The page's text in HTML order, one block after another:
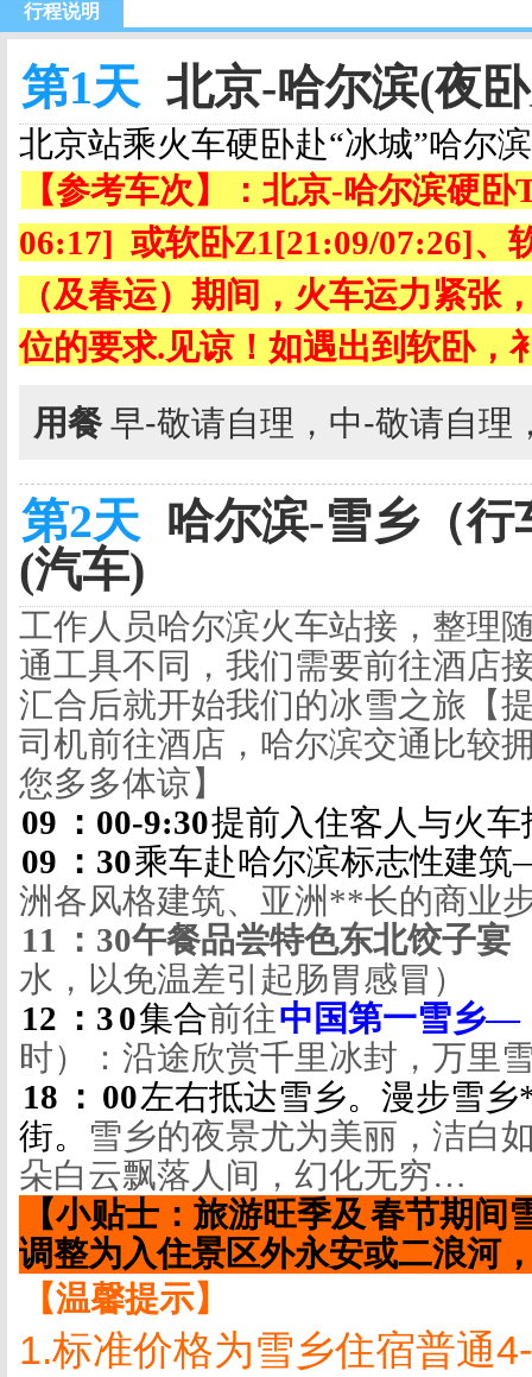
行程说明
第1天 北京-哈尔滨(夜
北京站乘火车硬卧赴“冰城”哈尔
【参考车次】：北京-哈尔滨硬卧
06:17] 或软卧Z1[21:09/07:26]、
（及春运）期间，火车运力紧张
位的要求.见谅！如遇出到软卧，
用餐 早-敬请自理，中-敬请自理
第2天 哈尔滨-雪乡（行
(汽车)
工作人员哈尔滨火车站接，整理
通工具不同，我们需要前往酒店
汇合后就开始我们的冰雪之旅【
司机前往酒店，哈尔滨交通比较
您多多体谅】
09 ： 00-9:30提前入住客人与火
09 ： 30乘车赴哈尔滨标志性建筑
洲各风格建筑、亚洲**长的商业
11 ： 30午餐品尝特色东北饺子宴
水，以免温差引起肠胃感冒）
12 ： 30集合前往中国第一雪乡—
时）： 沿途欣赏千里冰封，万里
18 ： 00左右抵达雪乡。漫步雪
街。 雪乡的夜景尤为美丽，洁白
朵白云飘落人间，幻化无穷…
【小贴士：旅游旺季及 春节期间
调整为入住景区外永安或二浪河
【温馨提示】
1.标准价格为雪乡住宿普通